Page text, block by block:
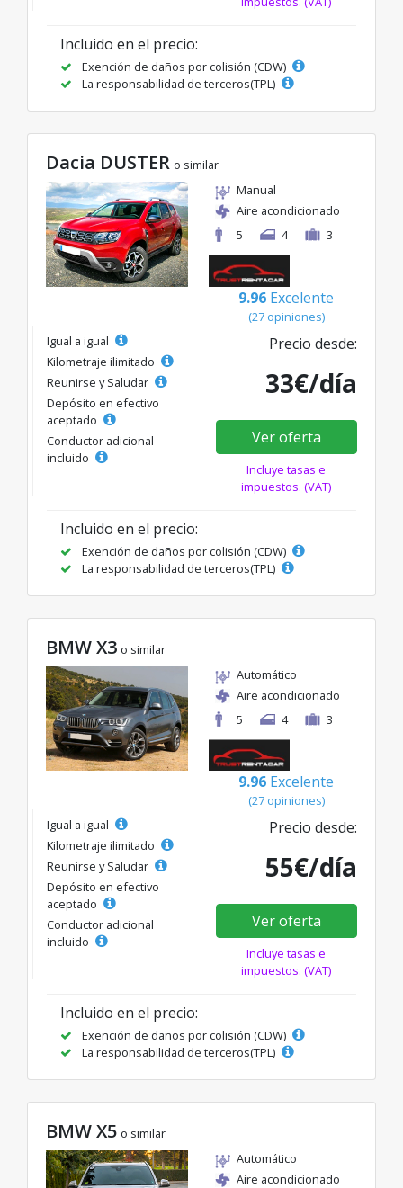
Incluido en el precio:
Exención de daños por colisión (CDW)
La responsabilidad de terceros(TPL)
Dacia DUSTER o similar
Manual
Aire acondicionado
5
4 3
9.96 Excelente
(27 opiniones)
Igual a igual
Kilometraje ilimitado
Reunirse y Saludar
Depósito en efectivo
aceptado
Conductor adicional
incluido
Precio desde:
33€/día
Ver oferta
Incluye tasas e
impuestos. (VAT)
Incluido en el precio:
Exención de daños por colisión (CDW)
La responsabilidad de terceros(TPL)
BMW X3 o similar
Automático
Aire acondicionado
5
4 3
9.96 Excelente
(27 opiniones)
Igual a igual
Kilometraje ilimitado
Reunirse y Saludar
Depósito en efectivo
aceptado
Conductor adicional
incluido
Precio desde:
55€/día
Ver oferta
Incluye tasas e
impuestos. (VAT)
Incluido en el precio:
Exención de daños por colisión (CDW)
La responsabilidad de terceros(TPL)
BMW X5 o similar
Automático
Aire acondicionado